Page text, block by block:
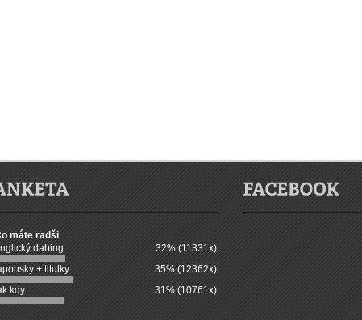
máte radši
dabing
32% (11331x)
+ titulky
35% (12362x)
kdy
31% (10761x)